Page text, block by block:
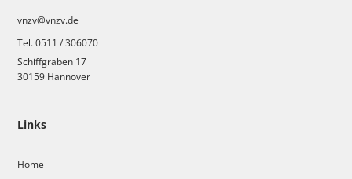
Links
Home
vnzv@vnzv.de
Tel. 0511 / 306070
Schiffgraben 17
30159 Hannover